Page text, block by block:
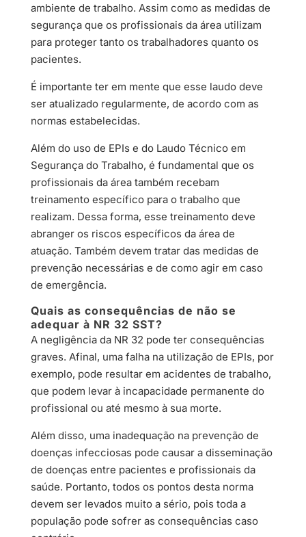
ambiente de trabalho. Assim como as medidas de
segurança que os profissionais da área utilizam
para proteger tanto os trabalhadores quanto os
pacientes.
É importante ter em mente que esse laudo deve
ser atualizado regularmente, de acordo com as
normas estabelecidas.
Além do uso de EPIs e do Laudo Técnico em
Segurança do Trabalho, é fundamental que os
profissionais da área também recebam
treinamento específico para o trabalho que
realizam. Dessa forma, esse treinamento deve
abranger os riscos específicos da área de
atuação. Também devem tratar das medidas de
prevenção necessárias e de como agir em caso
de emergência.
Quais as consequências de não se
adequar à NR 32 SST?
A negligência da NR 32 pode ter consequências
graves. Afinal, uma falha na utilização de EPIs, por
exemplo, pode resultar em acidentes de trabalho,
que podem levar à incapacidade permanente do
profissional ou até mesmo à sua morte.
Além disso, uma inadequação na prevenção de
doenças infecciosas pode causar a disseminação
de doenças entre pacientes e profissionais da
saúde. Portanto, todos os pontos desta norma
devem ser levados muito a sério, pois toda a
população pode sofrer as consequências caso